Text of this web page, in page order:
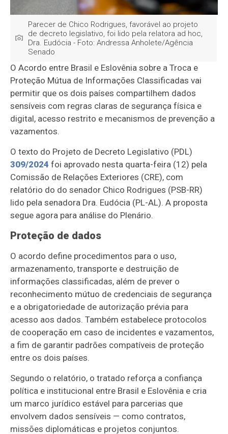
Parecer de Chico Rodrigues, favorável ao projeto
de decreto legislativo, foi lido pela relatora ad hoc,
Dra. Eudócia - Foto: Andressa Anholete/Agência
Senado
O Acordo entre Brasil e Eslovênia sobre a Troca e
Proteção Mútua de Informações Classificadas vai
permitir que os dois países compartilhem dados
sensíveis com regras claras de segurança física e
digital, acesso restrito e mecanismos de prevenção a
vazamentos.
O texto do Projeto de Decreto Legislativo (PDL)
309/2024 foi aprovado nesta quarta-feira (12) pela
Comissão de Relações Exteriores (CRE), com
relatório do do senador Chico Rodrigues (PSB-RR)
lido pela senadora Dra. Eudócia (PL-AL). A proposta
segue agora para análise do Plenário.
Proteção de dados
O acordo define procedimentos para o uso,
armazenamento, transporte e destruição de
informações classificadas, além de prever o
reconhecimento mútuo de credenciais de segurança
e a obrigatoriedade de autorização prévia para
acesso aos dados. Também estabelece protocolos
de cooperação em caso de incidentes e vazamentos,
a fim de garantir padrões compatíveis de proteção
entre os dois países.
Segundo o relatório, o tratado reforça a confiança
política e institucional entre Brasil e Eslovênia e cria
um marco jurídico estável para parcerias que
envolvem dados sensíveis — como contratos,
missões diplomáticas e projetos conjuntos.